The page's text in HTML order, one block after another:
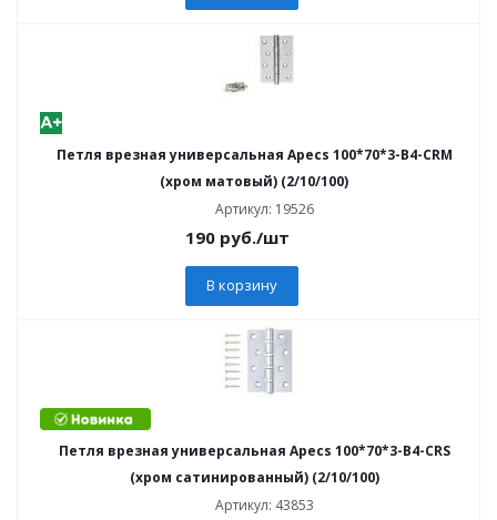
Петля врезная универсальная Apecs 100*70*3-B4-CRM
(хром матовый) (2/10/100)
Артикул: 19526
190 руб./шт
В корзину
Петля врезная универсальная Apecs 100*70*3-B4-CRS
(хром сатинированный) (2/10/100)
Артикул: 43853